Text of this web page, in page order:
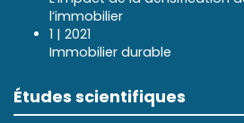
l’immobilier
1 | 2021
Immobilier durable
Études scientifiques